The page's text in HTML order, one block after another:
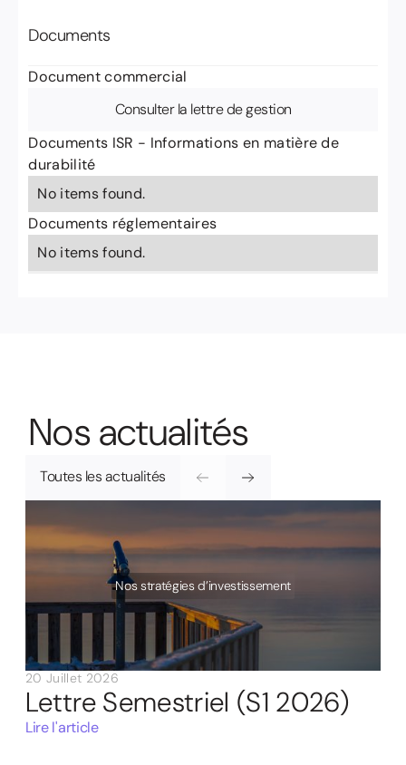
Documents
Document commercial
Consulter la lettre de gestion
Documents ISR - Informations en matière de
durabilité
No items found.
Documents réglementaires
No items found.
Nos actualités
Toutes les actualités
Nos stratégies d’investissement
20 Juillet 2026
Lettre Semestriel (S1 2026)
Lire l'article